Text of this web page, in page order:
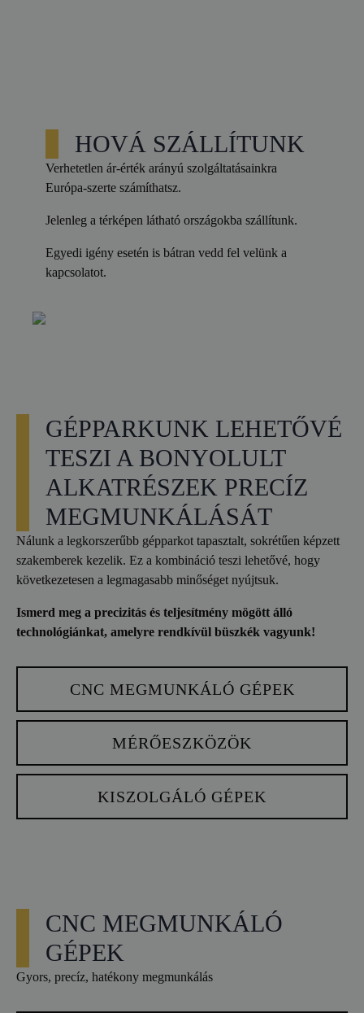
HOVÁ SZÁLLÍTUNK
Verhetetlen ár-érték arányú szolgáltatásainkra
Európa-szerte számíthatsz.
Jelenleg a térképen látható országokba szállítunk.
Egyedi igény esetén is bátran vedd fel velünk a
kapcsolatot.
GÉPPARKUNK LEHETŐVÉ
TESZI A BONYOLULT
ALKATRÉSZEK PRECÍZ
MEGMUNKÁLÁSÁT
Nálunk a legkorszerűbb gépparkot tapasztalt, sokrétűen képzett
szakemberek kezelik. Ez a kombináció teszi lehetővé, hogy
következetesen a legmagasabb minőséget nyújtsuk.
Ismerd meg a precizitás és teljesítmény mögött álló
technológiánkat, amelyre rendkívül büszkék vagyunk!
CNC MEGMUNKÁLÓ GÉPEK
MÉRŐESZKÖZÖK
KISZOLGÁLÓ GÉPEK
CNC MEGMUNKÁLÓ
GÉPEK
Gyors, precíz, hatékony megmunkálás